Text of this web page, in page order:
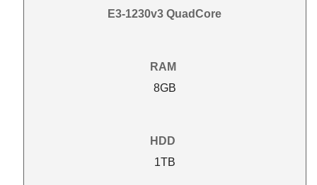
E3-1230v3 QuadCore
RAM
8GB
HDD
1TB